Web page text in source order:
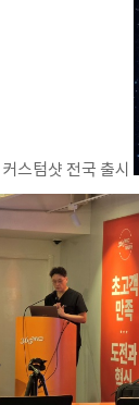
스텀샷 전국 출시